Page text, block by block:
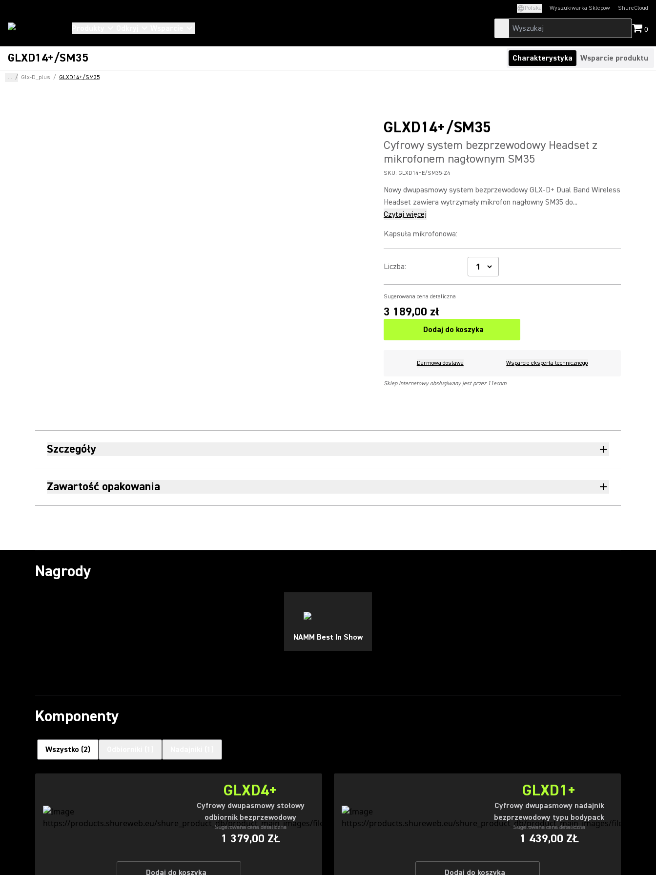
Polska Wyszukiwarka Sklepow ShureCloud
(Opens in a new
0
GLXD14+/SM35 Charakterystyka Wsparcie produktu
... / Glx-D_plus / GLXD14+/SM35
GLXD14+/SM35
Cyfrowy system bezprzewodowy Headset z
mikrofonem nagłownym SM35
SKU: GLXD14+E/SM35-Z4
Nowy dwupasmowy system bezprzewodowy GLX-D+ Dual Band Wireless
Headset zawiera wytrzymały mikrofon nagłowny SM35 do...
Czytaj więcej
Kapsuła mikrofonowa:
Liczba:
Sugerowana cena detaliczna
3 189,00 zł
Dodaj do koszyka
Darmowa dostawa Wsparcie eksperta technicznego
Sklep internetowy obsługiwany jest przez 11ecom
Szczegóły
Zawartość opakowania
Nagrody
NAMM Best In Show
Komponenty
Wszystko (2)
GLXD4+
Cyfrowy dwupasmowy stołowy
odbiornik bezprzewodowy
Sugerowana cena detaliczna
1 379,00 ZŁ
Dodaj do koszyka
GLXD1+
Cyfrowy dwupasmowy nadajnik
bezprzewodowy typu bodypack
Sugerowana cena detaliczna
1 439,00 ZŁ
Dodaj do koszyka